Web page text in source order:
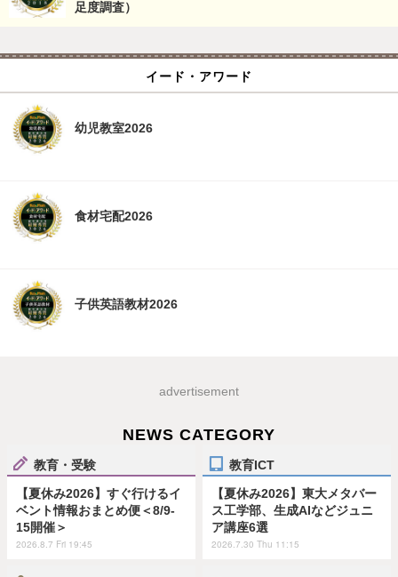
足度調査）
イード・アワード
幼児教室2026
食材宅配2026
子供英語教材2026
advertisement
NEWS CATEGORY
教育・受験
【夏休み2026】すぐ行けるイ
ベント情報おまとめ便＜8/9-
15開催＞
2026.8.7 Fri 19:45
教育ICT
【夏休み2026】東大メタバー
ス工学部、生成AIなどジュニ
ア講座6選
2026.7.30 Thu 11:15